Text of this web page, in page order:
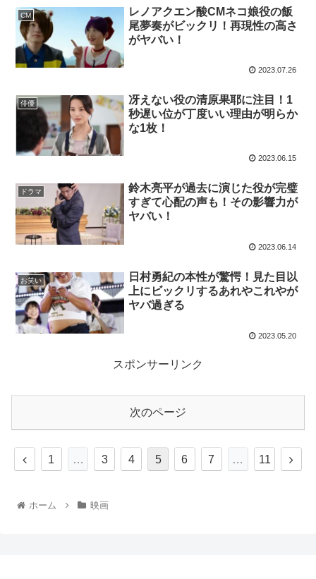
CM
レノアクエン酸CMネコ娘役の飯
尾夢奏がビックリ！再現性の高さ
がヤバい！
2023.07.26
俳優
冴えない役の清原果耶に注目！1
秒遅い位が丁度いい理由が明らか
な1枚！
2023.06.15
ドラマ
鈴木亮平が過去に演じた役が完璧
すぎて心配の声も！その影響力が
ヤバい！
2023.06.14
お笑い
日村勇紀の本性が驚愕！見た目以
上にビックリするあれやこれやが
ヤバ過ぎる
2023.05.20
スポンサーリンク
次のページ
1 … 3 4 5 6 7 … 11
ホーム 映画